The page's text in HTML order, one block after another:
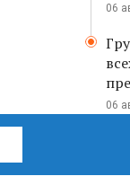
06
06